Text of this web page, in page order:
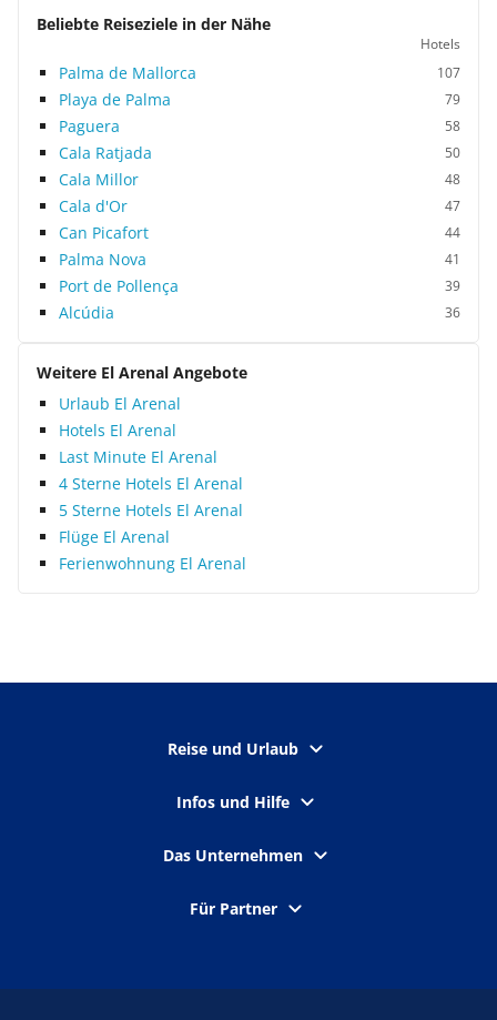
Beliebte Reiseziele in der Nähe
Hotels
Palma de Mallorca 107
Playa de Palma 79
Paguera 58
Cala Ratjada 50
Cala Millor 48
Cala d'Or 47
Can Picafort 44
Palma Nova 41
Port de Pollença 39
Alcúdia 36
Weitere El Arenal Angebote
Urlaub El Arenal
Hotels El Arenal
Last Minute El Arenal
4 Sterne Hotels El Arenal
5 Sterne Hotels El Arenal
Flüge El Arenal
Ferienwohnung El Arenal
Reise und Urlaub
Infos und Hilfe
Das Unternehmen
Für Partner